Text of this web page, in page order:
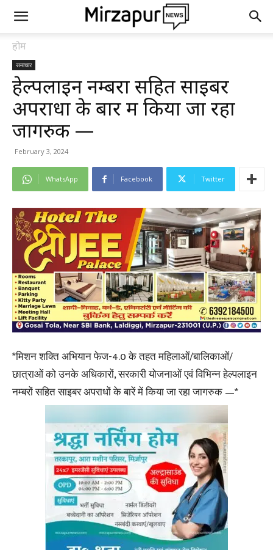
होम
समाचार
हेल्पलाइन नम्बरों सहित साइबर
अपराधों के बारें में किया जा रहा
जागरुक —
February 3, 2024
WhatsApp Facebook Twitter
*मिशन शक्ति अभियान फेज-4.0 के तहत महिलाओं/बालिकाओं/
छात्राओं को उनके अधिकारों, सरकारी योजनाओं एवं विभिन्न हेल्पलाइन
नम्बरों सहित साइबर अपराधों के बारें में किया जा रहा जागरुक —*